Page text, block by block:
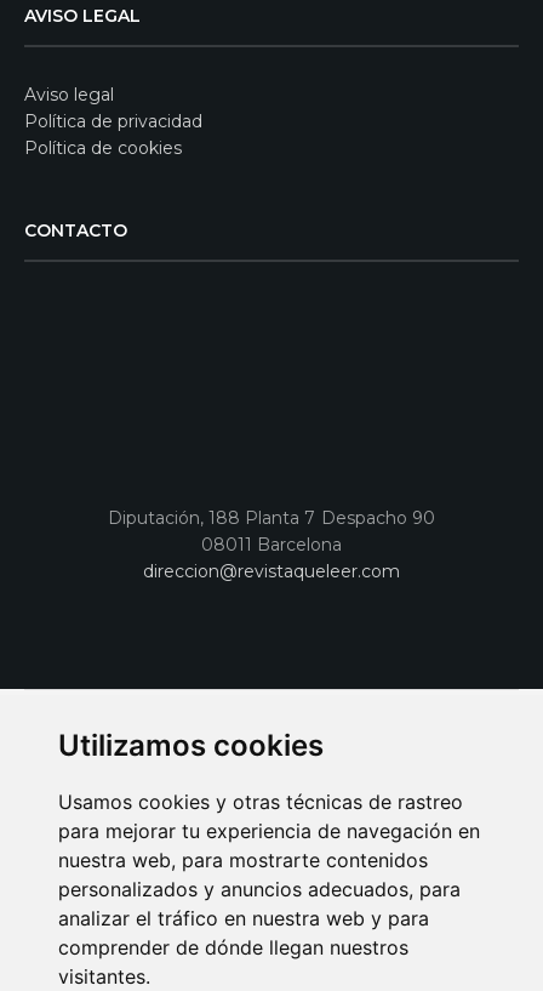
Utilizamos cookies
Usamos cookies y otras técnicas de rastreo
para mejorar tu experiencia de navegación en
nuestra web, para mostrarte contenidos
personalizados y anuncios adecuados, para
analizar el tráfico en nuestra web y para
comprender de dónde llegan nuestros
visitantes.
AVISO LEGAL
Aviso legal
Política de privacidad
Política de cookies
CONTACTO
Diputación, 188 Planta 7 Despacho 90
08011 Barcelona
direccion@revistaqueleer.com
AVISO LEGAL POLITICA DE COOKIES
POLITICA DE PRIVACIDAD
PUBLICIDAD EN LA REVISTA QUÉ LEER
SORTEO-PREESTRENOS
SUSCRIPCIONES